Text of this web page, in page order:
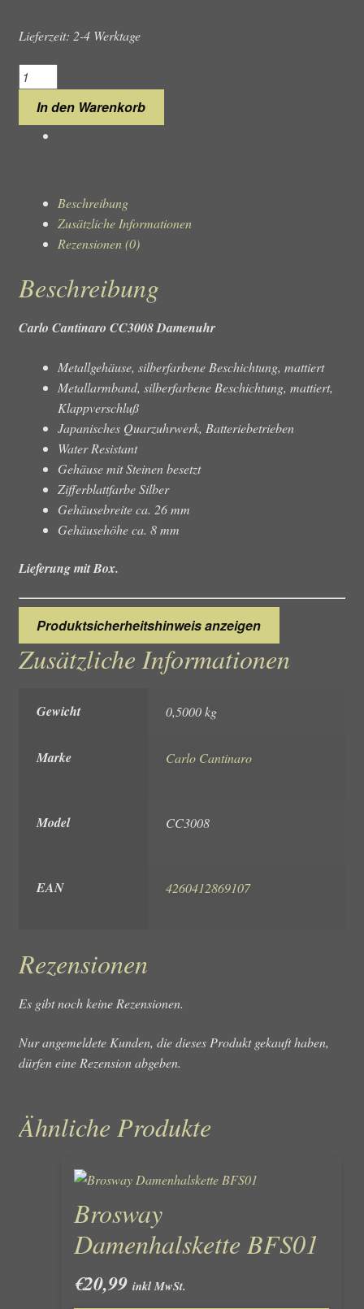
Lieferzeit: 2-4 Werktage
Carlo
Cantinaro
CC3008
Damenuhr
In den Warenkorb
Beschreibung
Zusätzliche Informationen
Rezensionen (0)
Beschreibung
Carlo Cantinaro CC3008 Damenuhr
Metallgehäuse, silberfarbene Beschichtung, mattiert
Metallarmband, silberfarbene Beschichtung, mattiert,
Klappverschluß
Japanisches Quarzuhrwerk, Batteriebetrieben
Water Resistant
Gehäuse mit Steinen besetzt
Zifferblattfarbe Silber
Gehäusebreite ca. 26 mm
Gehäusehöhe ca. 8 mm
Lieferung mit Box.
Produktsicherheitshinweis anzeigen
Zusätzliche Informationen
Gewicht 0,5000 kg
Marke Carlo Cantinaro
Model CC3008
EAN 4260412869107
Rezensionen
Es gibt noch keine Rezensionen.
Nur angemeldete Kunden, die dieses Produkt gekauft haben,
dürfen eine Rezension abgeben.
Ähnliche Produkte
Brosway
Damenhalskette BFS01
€20,99 inkl MwSt.